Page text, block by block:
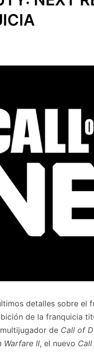
detalles sobre el
de la franquicia
de Call of
Warfare II, el nuevo